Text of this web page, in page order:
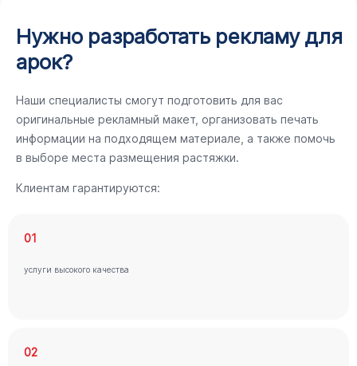
Нужно разработать рекламу для
арок?
Наши специалисты смогут подготовить для вас
оригинальные рекламный макет, организовать печать
информации на подходящем материале, а также помочь
в выборе места размещения растяжки.
Клиентам гарантируются:
01
услуги высокого качества
02